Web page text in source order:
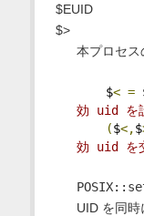
$EUID
$>
本プロセス
$< =
効 uid を
($<,$
効 uid を
UID を同時